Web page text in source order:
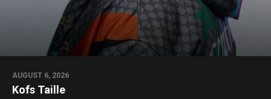
AUGUST 6, 2026
Kofs Taille